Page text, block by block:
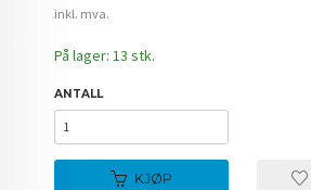
inkl. mva.
På lager: 13 stk.
ANTALL
KJØP